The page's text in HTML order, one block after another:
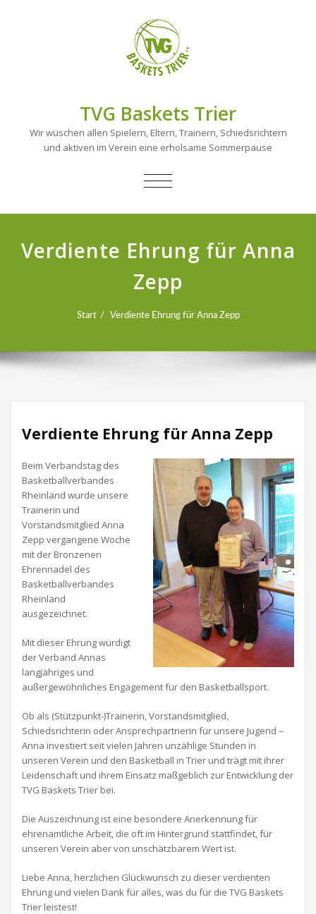
TVG Baskets Trier
Wir wüschen allen Spielern, Eltern, Trainern, Schiedsrichtern
und aktiven im Verein eine erholsame Sommerpause
NAVIGATION
Verdiente Ehrung für Anna
Zepp
Start Verdiente Ehrung für Anna Zepp
Verdiente Ehrung für Anna Zepp
Beim Verbandstag des
Basketballverbandes
Rheinland wurde unsere
Trainerin und
Vorstandsmitglied Anna
Zepp vergangene Woche
mit der Bronzenen
Ehrennadel des
Basketballverbandes
Rheinland
ausgezeichnet.
Mit dieser Ehrung würdigt
der Verband Annas
langjähriges und
außergewöhnliches Engagement für den Basketballsport.
Ob als (Stützpunkt-)Trainerin, Vorstandsmitglied,
Schiedsrichterin oder Ansprechpartnerin für unsere Jugend –
Anna investiert seit vielen Jahren unzählige Stunden in
unseren Verein und den Basketball in Trier und trägt mit ihrer
Leidenschaft und ihrem Einsatz maßgeblich zur Entwicklung der
TVG Baskets Trier bei.
Die Auszeichnung ist eine besondere Anerkennung für
ehrenamtliche Arbeit, die oft im Hintergrund stattfindet, für
unseren Verein aber von unschätzbarem Wert ist.
Liebe Anna, herzlichen Glückwunsch zu dieser verdienten
Ehrung und vielen Dank für alles, was du für die TVG Baskets
Trier leistest!